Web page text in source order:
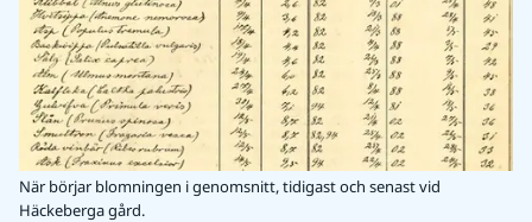
När börjar blomningen i genomsnitt, tidigast och senast vid
Häckeberga gård.